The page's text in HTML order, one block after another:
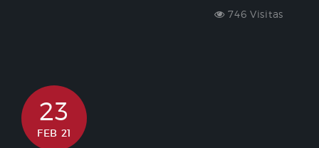
746 Visitas
23
FEB 21